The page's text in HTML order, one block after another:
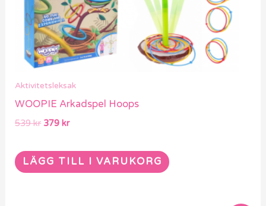
Aktivitetsleksak
WOOPIE Arkadspel Hoops
539kr 379kr
LÄGG TILL I VARUKORG